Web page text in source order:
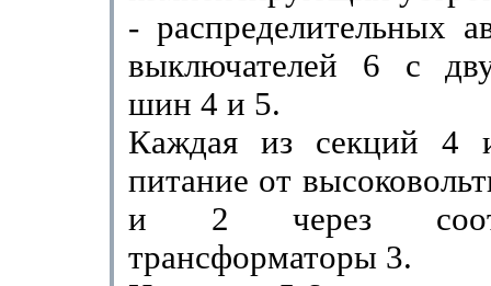
- распределительных
выключателей 6 с
шин 4 и 5.
Каждая из секций 4
питание от
и 2 че­рез
трансформаторы 3.